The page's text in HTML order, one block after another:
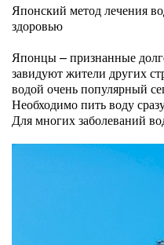
Японский метод лечения
здоровью
Японцы – признанные
завидуют жители других
водой очень популярный
Необходимо пить воду
Для многих заболеваний